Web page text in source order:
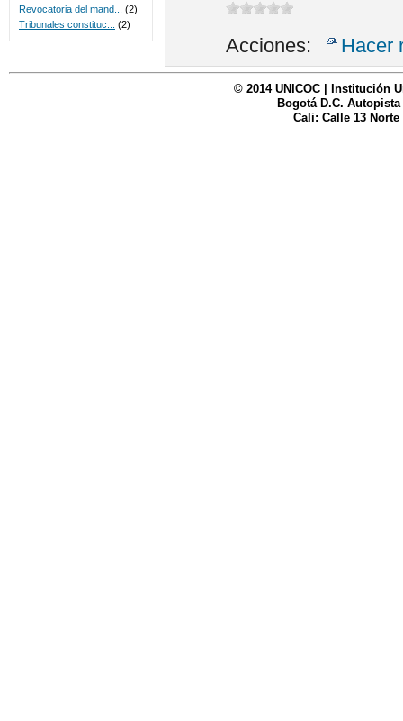
Acciones: Hacer
Revocatoria del mand...
(2)
Tribunales constituc...
(2)
© 2014 UNICOC | Institución
Bogotá D.C. Autopista
Cali: Calle 13 Norte